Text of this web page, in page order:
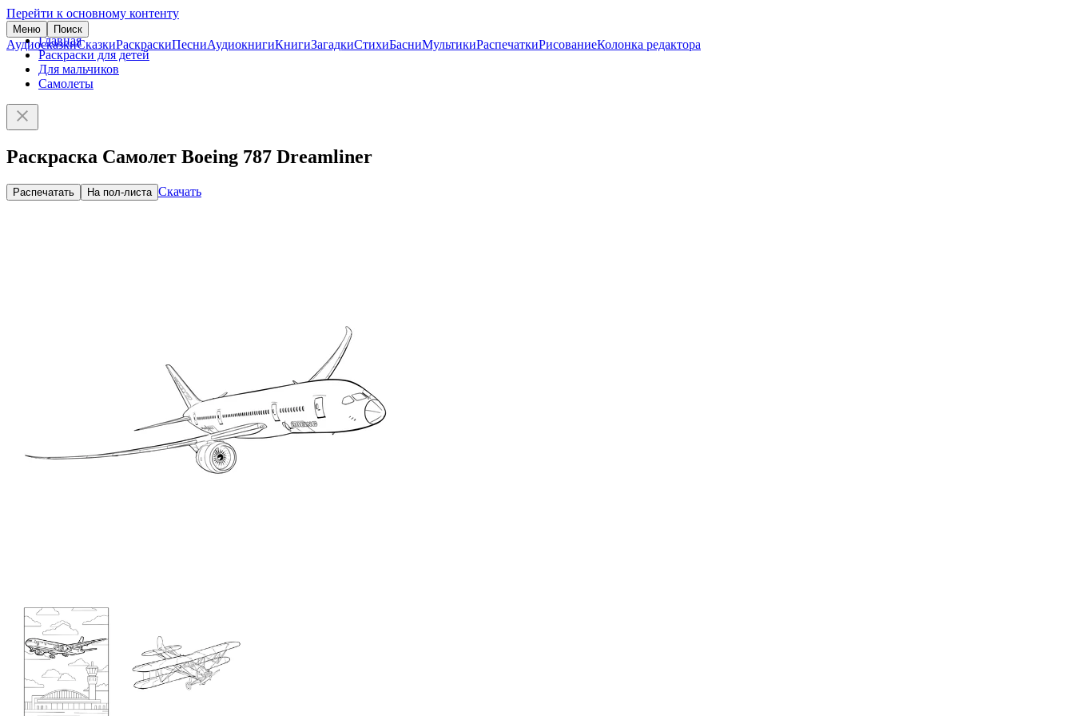
Перейти к основному контенту
Меню Поиск
АудиосказкиСказкиРаскраскиПесниАудиокнигиКнигиЗагадкиСтихиБасниМультикиРаспечаткиРисованиеКолонка редактора
Главная
Раскраски для детей
Для мальчиков
Самолеты
Раскраска Самолет Boeing 787 Dreamliner
Распечатать На пол-листа Скачать